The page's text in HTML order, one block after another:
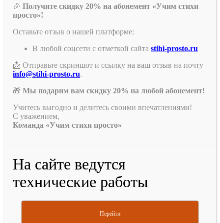
🎉 Получите скидку 20% на абонемент «Учим стихи
просто»!
Оставьте отзыв о нашей платформе:
В любой соцсети с отметкой сайта stihi-prosto.ru
📩 Отправьте скриншот и ссылку на ваш отзыв на почту
info@stihi-prosto.ru.
🎁 Мы подарим вам скидку 20% на любой абонемент!
Учитесь выгодно и делитесь своими впечатлениями!
С уважением,
Команда «Учим стихи просто»
На сайте ведутся
технические работы
Перейти